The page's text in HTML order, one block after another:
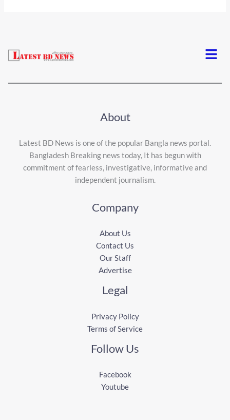
Menu
About
Latest BD News is one of the popular Bangla news portal.
Bangladesh Breaking news today, It has begun with
commitment of fearless, investigative, informative and
independent journalism.
Company
About Us
Contact Us
Our Staff
Advertise
Legal
Privacy Policy
Terms of Service
Follow Us
Facebook
Youtube